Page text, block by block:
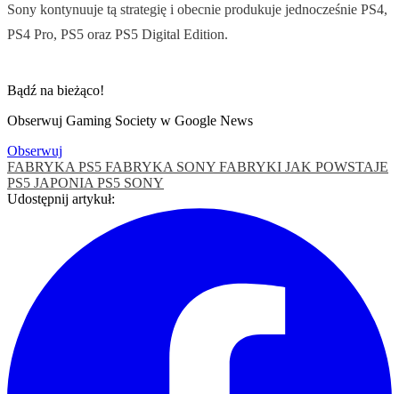
Sony kontynuuje tą strategię i obecnie produkuje jednocześnie PS4,
PS4 Pro, PS5 oraz PS5 Digital Edition.
Bądź na bieżąco!
Obserwuj Gaming Society w Google News
Obserwuj
FABRYKA PS5 FABRYKA SONY FABRYKI JAK POWSTAJE
PS5 JAPONIA PS5 SONY
Udostępnij artykuł: